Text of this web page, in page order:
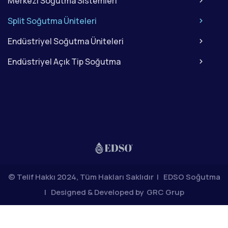
Split Soğutma Üniteleri
Endüstriyel Soğutma Üniteleri
Endüstriyel Açık Tip Soğutma
© Telif Hakkı 2024, Tüm Hakları Saklıdır | EDSO Soğutma
| Designed & Developed by GRC Grup